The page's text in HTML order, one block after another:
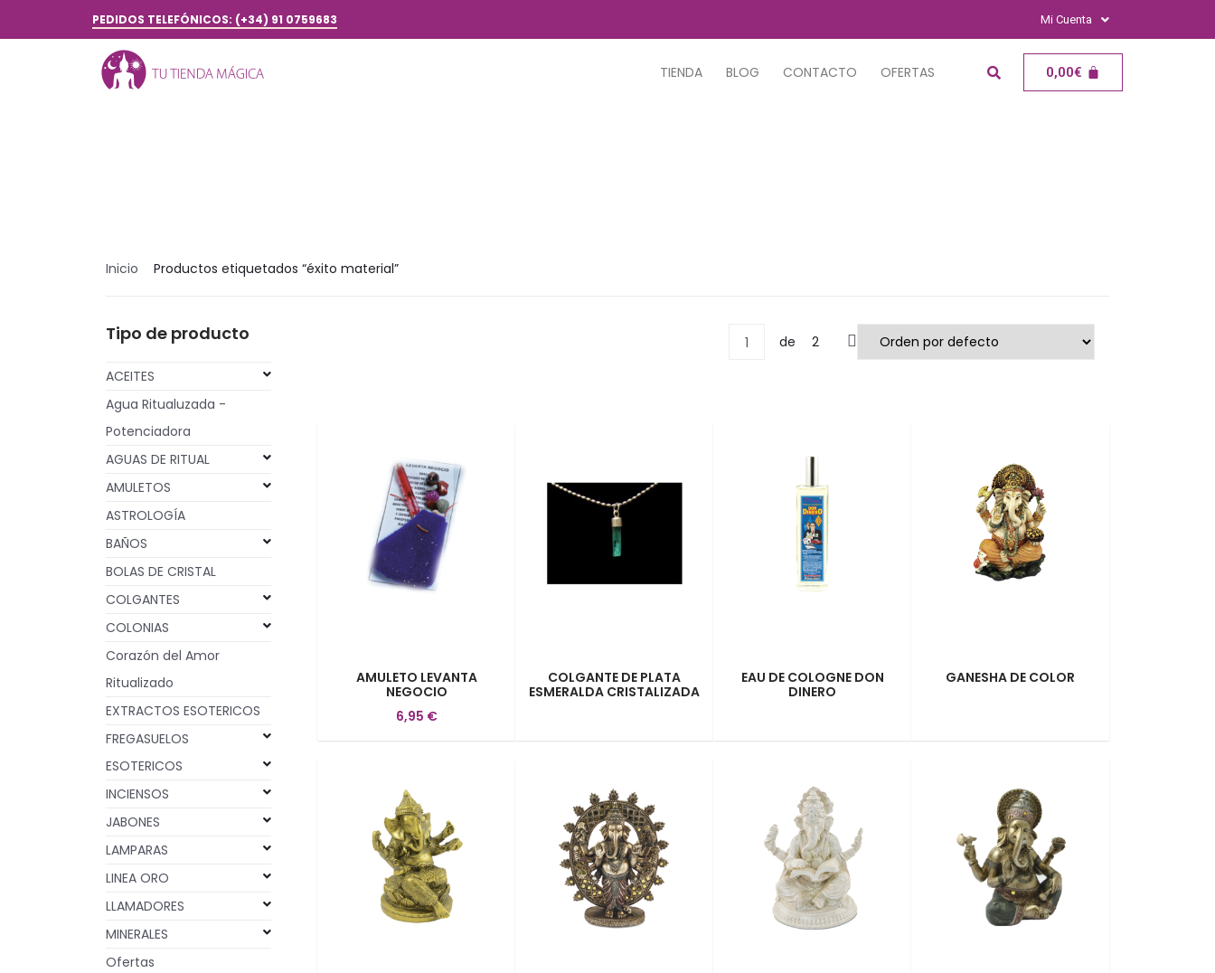
PEDIDOS TELEFÓNICOS: (+34) 91 0759683 Mi Cuenta
TIENDA BLOG CONTACTO OFERTAS 0,00€
Inicio Productos etiquetados “éxito material”
Tipo de producto
ACEITES
Agua Ritualuzada -
Potenciadora
AGUAS DE RITUAL
AMULETOS
ASTROLOGÍA
BAÑOS
BOLAS DE CRISTAL
COLGANTES
COLONIAS
Corazón del Amor
Ritualizado
EXTRACTOS ESOTERICOS
FREGASUELOS
ESOTERICOS
INCIENSOS
JABONES
LAMPARAS
LINEA ORO
LLAMADORES
MINERALES
Ofertas
1 de 2
AMULETO LEVANTA
NEGOCIO
6,95 €
COLGANTE DE PLATA
ESMERALDA CRISTALIZADA
EAU DE COLOGNE DON
DINERO
GANESHA DE COLOR